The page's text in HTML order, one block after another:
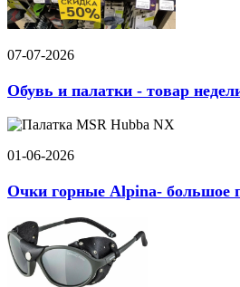
07-07-2026
Обувь и палатки - товар
01-06-2026
Очки горные Alpina- большое